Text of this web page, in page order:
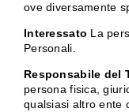
ove diversamente
Interessato La
Personali.
Responsabile del
persona fisica,
qualsiasi altro ente